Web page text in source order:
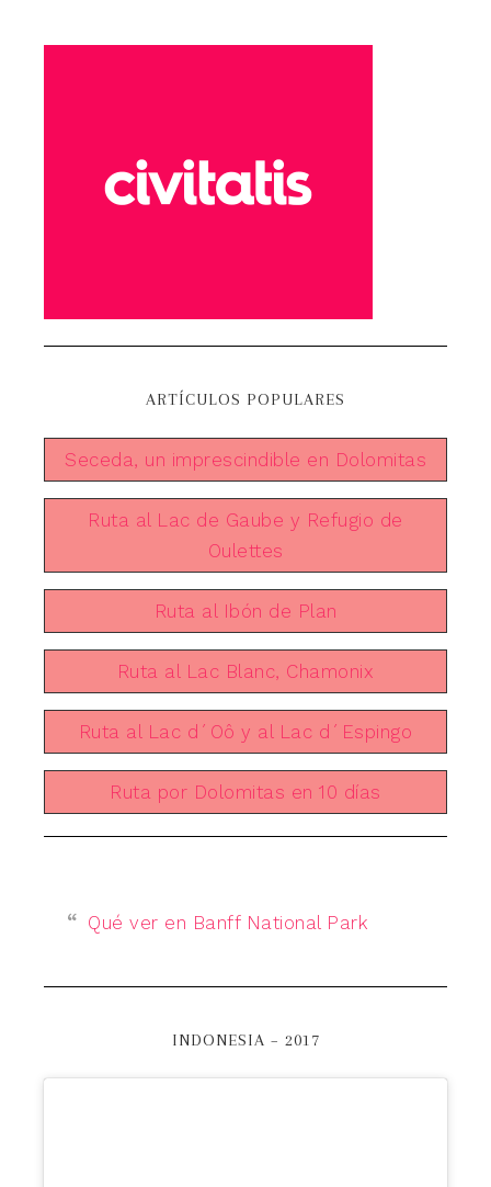
ARTÍCULOS POPULARES
Seceda, un imprescindible en Dolomitas
Ruta al Lac de Gaube y Refugio de
Oulettes
Ruta al Ibón de Plan
Ruta al Lac Blanc, Chamonix
Ruta al Lac d´Oô y al Lac d´Espingo
Ruta por Dolomitas en 10 días
Qué ver en Banff National Park
INDONESIA – 2017